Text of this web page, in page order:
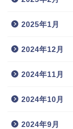
2025年1月
2024年12月
2024年11月
2024年10月
2024年9月